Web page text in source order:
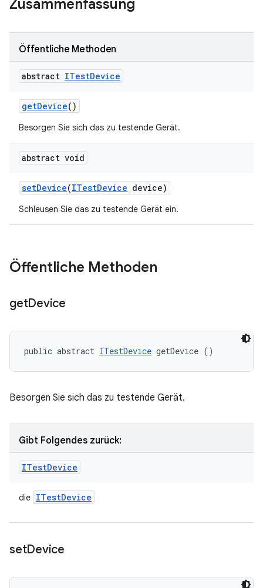
Zusammenfassung
Öffentliche Methoden
abstract ITestDevice
getDevice()
Besorgen Sie sich das zu testende Gerät.
abstract void
setDevice(ITestDevice device)
Schleusen Sie das zu testende Gerät ein.
Öffentliche Methoden
getDevice
public abstract ITestDevice getDevice ()
Besorgen Sie sich das zu testende Gerät.
Gibt Folgendes zurück:
ITestDevice
die ITestDevice
setDevice